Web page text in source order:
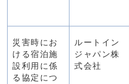
災害時にお
ける宿泊施
設利用に係
る協定につ
ルートイン
ジャパン株
式会社